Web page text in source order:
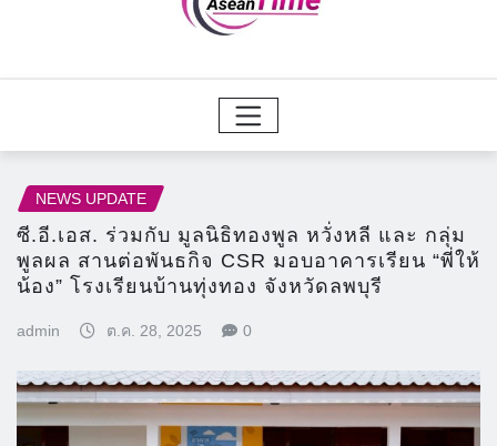
NEWS UPDATE
ซี.อี.เอส. ร่วมกับ มูลนิธิทองพูล หวั่งหลี และ กลุ่ม
พูลผล สานต่อพันธกิจ CSR มอบอาคารเรียน “พี่ให้
น้อง” โรงเรียนบ้านทุ่งทอง จังหวัดลพบุรี
admin ต.ค. 28, 2025 0